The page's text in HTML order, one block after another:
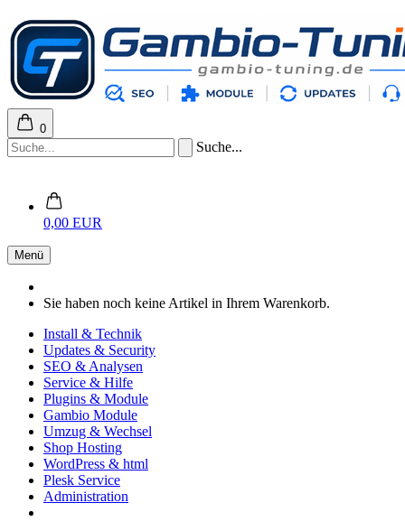
0
Suche...
0,00 EUR
Menü
Sie haben noch keine Artikel in Ihrem Warenkorb.
Install & Technik
Updates & Security
SEO & Analysen
Service & Hilfe
Plugins & Module
Gambio Module
Umzug & Wechsel
Shop Hosting
WordPress & html
Plesk Service
Administration